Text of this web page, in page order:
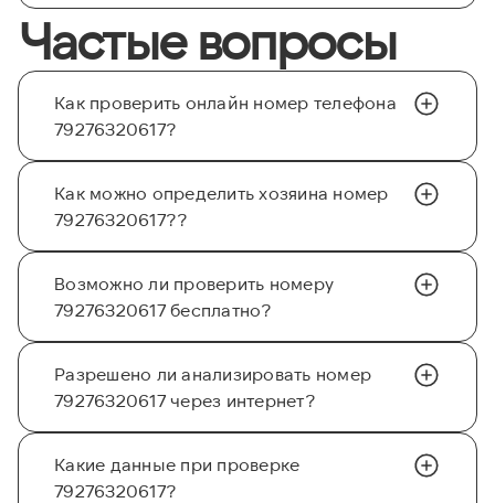
Частые вопросы
Как проверить онлайн номер телефона
79276320617?
Как можно определить хозяина номер
79276320617??
Возможно ли проверить номеру
79276320617 бесплатно?
Разрешено ли анализировать номер
79276320617 через интернет?
Какие данные при проверке
79276320617?